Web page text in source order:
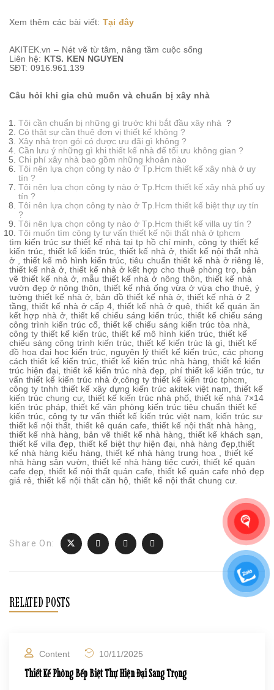
Xem thêm các bài viết: Tại đây
AKITEK.vn – Nét vẽ từ tâm, nâng tầm cuộc sống
Liên hệ: KTS. KEN NGUYEN
SĐT: 0916.961.139
Câu hỏi khi gia chủ muốn và chuẩn bị xây nhà
Tôi cần chuẩn bị những gì trước khi bắt đầu xây nhà ?
Có thật sự cần thuê đơn vị thiết kế không ?
Xây nhà trọn gói có được ưu đãi gì không ?
Cần lưu ý những gì khi thiết kế nhà để tối ưu không gian ?
Chi phí xây nhà bao gồm những khoản nào
Tôi nên lựa chọn công ty nào ở Tp.Hcm thiết kế xây nhà ở uy
tín ?
Tôi nên lựa chọn công ty nào ở Tp.Hcm thiết kế xây nhà phố uy
tín ?
Tôi nên lựa chọn công ty nào ở Tp.Hcm thiết kế biệt thự uy tín
?
Tôi nên lựa chọn công ty nào ở Tp.Hcm thiết kế villa uy tín ?
Tôi muốn tìm công ty tư vấn thiết kế nội thất nhà ở tphcm
tìm kiến trúc sư thiết kế nhà tại tp hồ chí minh, công ty thiết kế
kiến trúc, thiết kế kiến trúc, thiết kế nhà ở, thiết kế nội thất nhà
ở , thiết kế mô hình kiến trúc, tiêu chuẩn thiết kế nhà ở riêng lẻ,
thiết kế nhà ở, thiết kế nhà ở kết hợp cho thuê phòng trọ, bản
vẽ thiết kế nhà ở, mẫu thiết kế nhà ở nông thôn, thiết kế nhà
vườn đẹp ở nông thôn, thiết kế nhà ống vừa ở vừa cho thuê, ý
tưởng thiết kế nhà ở, bản đồ thiết kế nhà ở, thiết kế nhà ở 2
tầng, thiết kế nhà ở cấp 4, thiết kế nhà ở quê, thiết kế quán ăn
kết hợp nhà ở, thiết kế chiếu sáng kiến trúc, thiết kế chiếu sáng
công trình kiến trúc cổ, thiết kế chiếu sáng kiến trúc tòa nhà,
công ty thiết kế kiến trúc, thiết kế mô hình kiến trúc, thiết kế
chiếu sáng công trình kiến trúc, thiết kế kiến trúc là gì, thiết kế
đồ họa đại học kiến trúc, nguyên lý thiết kế kiến trúc, các phong
cách thiết kế kiến trúc, thiết kế kiến trúc nhà hàng, thiết kế kiến
trúc hiện đại, thiết kế kiến trúc nhà đẹp, phí thiết kế kiến trúc, tư
vấn thiết kế kiến trúc nhà ở,công ty thiết kế kiến trúc tphcm,
công ty tnhh thiết kế xây dựng kiến trúc akitek việt nam, thiết kế
kiến trúc chung cư, thiết kế kiến trúc nhà phố, thiết kế nhà 7×14
kiến trúc pháp, thiết kế văn phòng kiến trúc tiêu chuẩn thiết kế
kiến trúc, công ty tư vấn thiết kế kiến trúc việt nam, kiến trúc sư
thiết kế nội thất, thiết kê quán cafe, thiết kế nội thất nhà hàng,
thiết kế nhà hàng, bản vẽ thiết kế nhà hàng, thiết kế khách sạn,
thiết kế villa đẹp, thiết kế biệt thự hiện đại, nhà hàng đẹp,thiết
kế nhà hàng kiểu hàng, thiết kế nhà hàng trung hoa , thiết kế
nhà hàng sân vườn, thiết kế nhà hàng tiệc cưới, thiết kế quán
cafe đẹp, thiết kế nội thất quán cafe, thiết kế quán cafe nhỏ đẹp
giá rẻ, thiết kế nội thất căn hộ, thiết kế nội thất chung cư.
Share On:
RELATED POSTS
Content 10/11/2025
Thiết Kế Phòng Bếp Biệt Thự Hiện Đại Sang Trọng